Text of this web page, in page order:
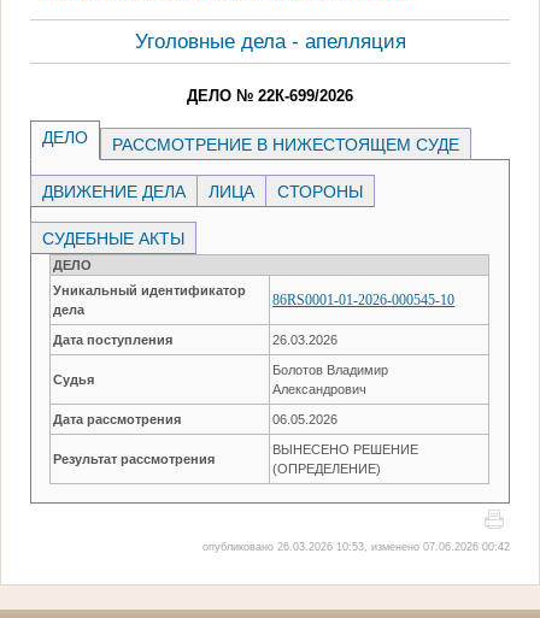
Уголовные дела - апелляция
ДЕЛО № 22К-699/2026
ДЕЛО РАССМОТРЕНИЕ В НИЖЕСТОЯЩЕМ СУДЕ
ДВИЖЕНИЕ ДЕЛА ЛИЦА СТОРОНЫ
СУДЕБНЫЕ АКТЫ
ДЕЛО
Уникальный идентификатор
дела
86RS0001-01-2026-000545-10
Дата поступления 26.03.2026
Судья
Болотов Владимир
Александрович
Дата рассмотрения 06.05.2026
Результат рассмотрения
ВЫНЕСЕНО РЕШЕНИЕ
(ОПРЕДЕЛЕНИЕ)
опубликовано 26.03.2026 10:53, изменено 07.06.2026 00:42